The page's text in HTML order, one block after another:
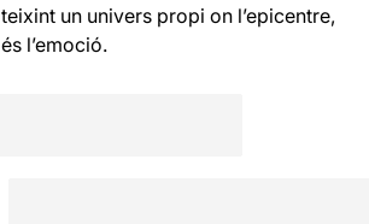
teixint un univers propi on l’epicentre,
és l’emoció.